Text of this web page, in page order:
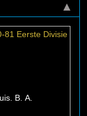
81 Eerste Divisie
B. A.